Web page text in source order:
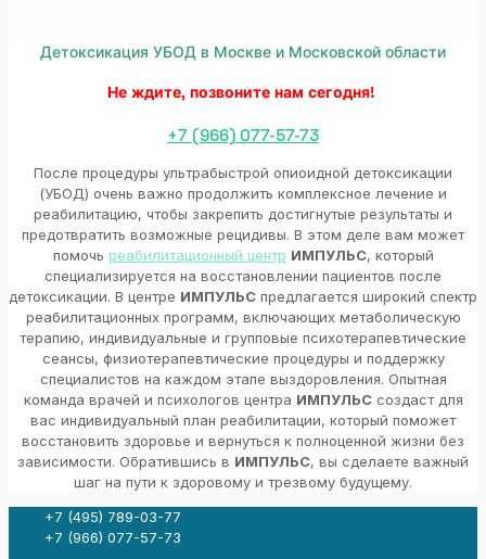
Детоксикация УБОД в Москве и Московской области
Не ждите, позвоните нам сегодня!
+7 (966) 077-57-73
После процедуры ультрабыстрой опиоидной детоксикации
(УБОД) очень важно продолжить комплексное лечение и
реабилитацию, чтобы закрепить достигнутые результаты и
предотвратить возможные рецидивы. В этом деле вам может
помочь реабилитационный центр ИМПУЛЬС, который
специализируется на восстановлении пациентов после
детоксикации. В центре ИМПУЛЬС предлагается широкий спектр
реабилитационных программ, включающих метаболическую
терапию, индивидуальные и групповые психотерапевтические
сеансы, физиотерапевтические процедуры и поддержку
специалистов на каждом этапе выздоровления. Опытная
команда врачей и психологов центра ИМПУЛЬСсоздаст для
вас индивидуальный план реабилитации, который поможет
восстановить здоровье и вернуться к полноценной жизни без
зависимости. Обратившись в ИМПУЛЬС, вы сделаете важный
шаг на пути к здоровому и трезвому будущему.
+7 (495) 789-03-77
+7 (966) 077-57-73